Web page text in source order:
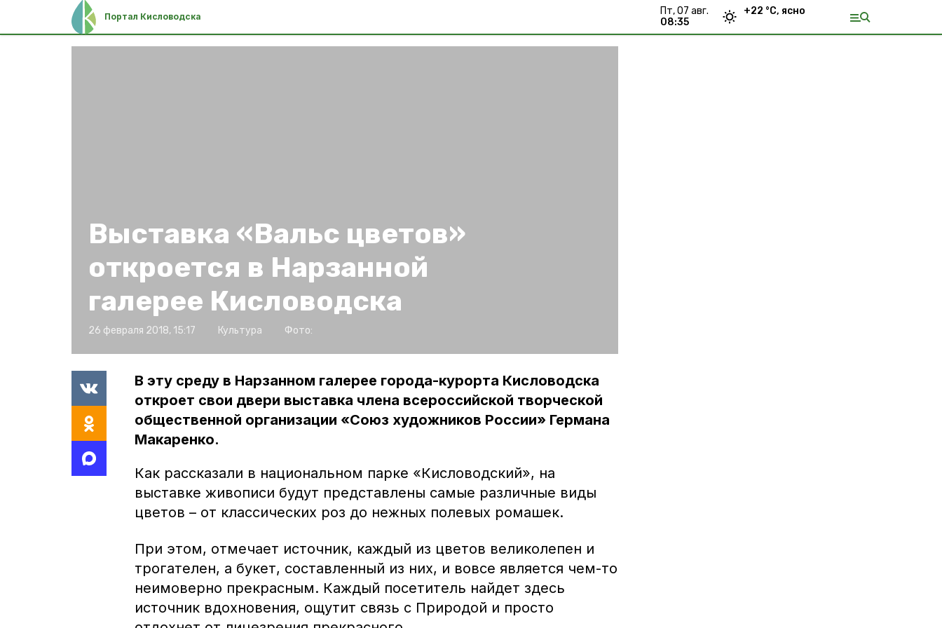
Портал Кисловодска
пт, 07 авг.
08:35
+22 °С, ясно
Выставка «Вальс цветов»
откроется в Нарзанной
галерее Кисловодска
26 февраля 2018, 15:17 Культура Фото:
В эту среду в Нарзанном галерее города-курорта Кисловодска
откроет свои двери выставка члена всероссийской творческой
общественной организации «Союз художников России» Германа
Макаренко.
Как рассказали в национальном парке «Кисловодский», на
выставке живописи будут представлены самые различные виды
цветов – от классических роз до нежных полевых ромашек.
При этом, отмечает источник, каждый из цветов великолепен и
трогателен, а букет, составленный из них, и вовсе является чем-то
неимоверно прекрасным. Каждый посетитель найдет здесь
источник вдохновения, ощутит связь с Природой и просто